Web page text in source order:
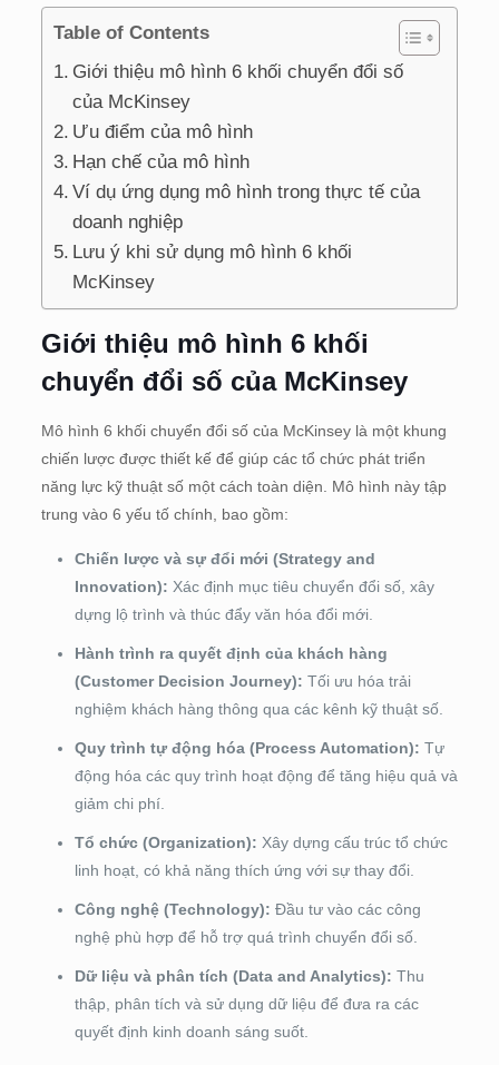
Table of Contents
Giới thiệu mô hình 6 khối chuyển đổi số
của McKinsey
Ưu điểm của mô hình
Hạn chế của mô hình
Ví dụ ứng dụng mô hình trong thực tế của
doanh nghiệp
Lưu ý khi sử dụng mô hình 6 khối
McKinsey
Giới thiệu mô hình 6 khối
chuyển đổi số của McKinsey
Mô hình 6 khối chuyển đổi số của McKinsey là một khung
chiến lược được thiết kế để giúp các tổ chức phát triển
năng lực kỹ thuật số một cách toàn diện. Mô hình này tập
trung vào 6 yếu tố chính, bao gồm:
Chiến lược và sự đổi mới (Strategy and
Innovation): Xác định mục tiêu chuyển đổi số, xây
dựng lộ trình và thúc đẩy văn hóa đổi mới.
Hành trình ra quyết định của khách hàng
(Customer Decision Journey): Tối ưu hóa trải
nghiệm khách hàng thông qua các kênh kỹ thuật số.
Quy trình tự động hóa (Process Automation): Tự
động hóa các quy trình hoạt động để tăng hiệu quả và
giảm chi phí.
Tổ chức (Organization): Xây dựng cấu trúc tổ chức
linh hoạt, có khả năng thích ứng với sự thay đổi.
Công nghệ (Technology): Đầu tư vào các công
nghệ phù hợp để hỗ trợ quá trình chuyển đổi số.
Dữ liệu và phân tích (Data and Analytics): Thu
thập, phân tích và sử dụng dữ liệu để đưa ra các
quyết định kinh doanh sáng suốt.